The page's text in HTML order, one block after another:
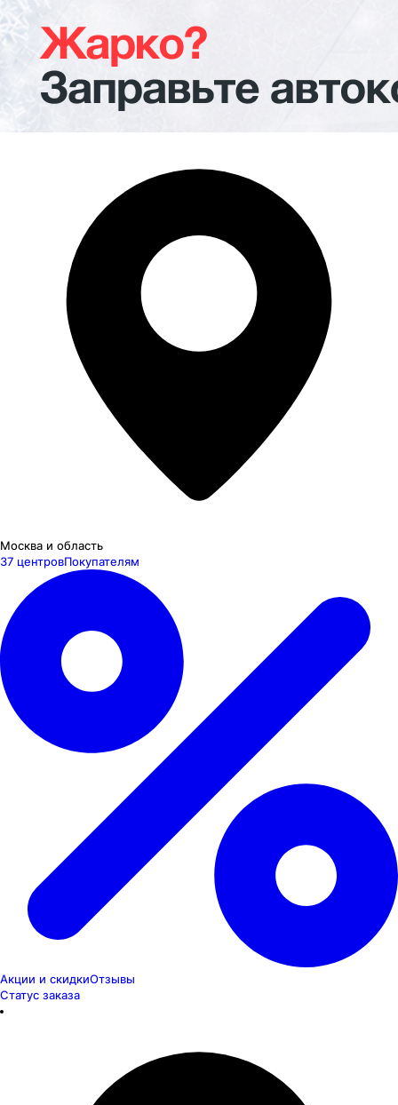
Москва и область
37 центровПокупателям
Акции и скидкиОтзывы
Статус заказа